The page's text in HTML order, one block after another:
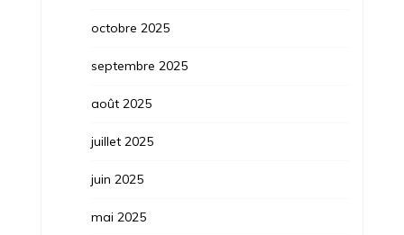
octobre 2025
septembre 2025
août 2025
juillet 2025
juin 2025
mai 2025